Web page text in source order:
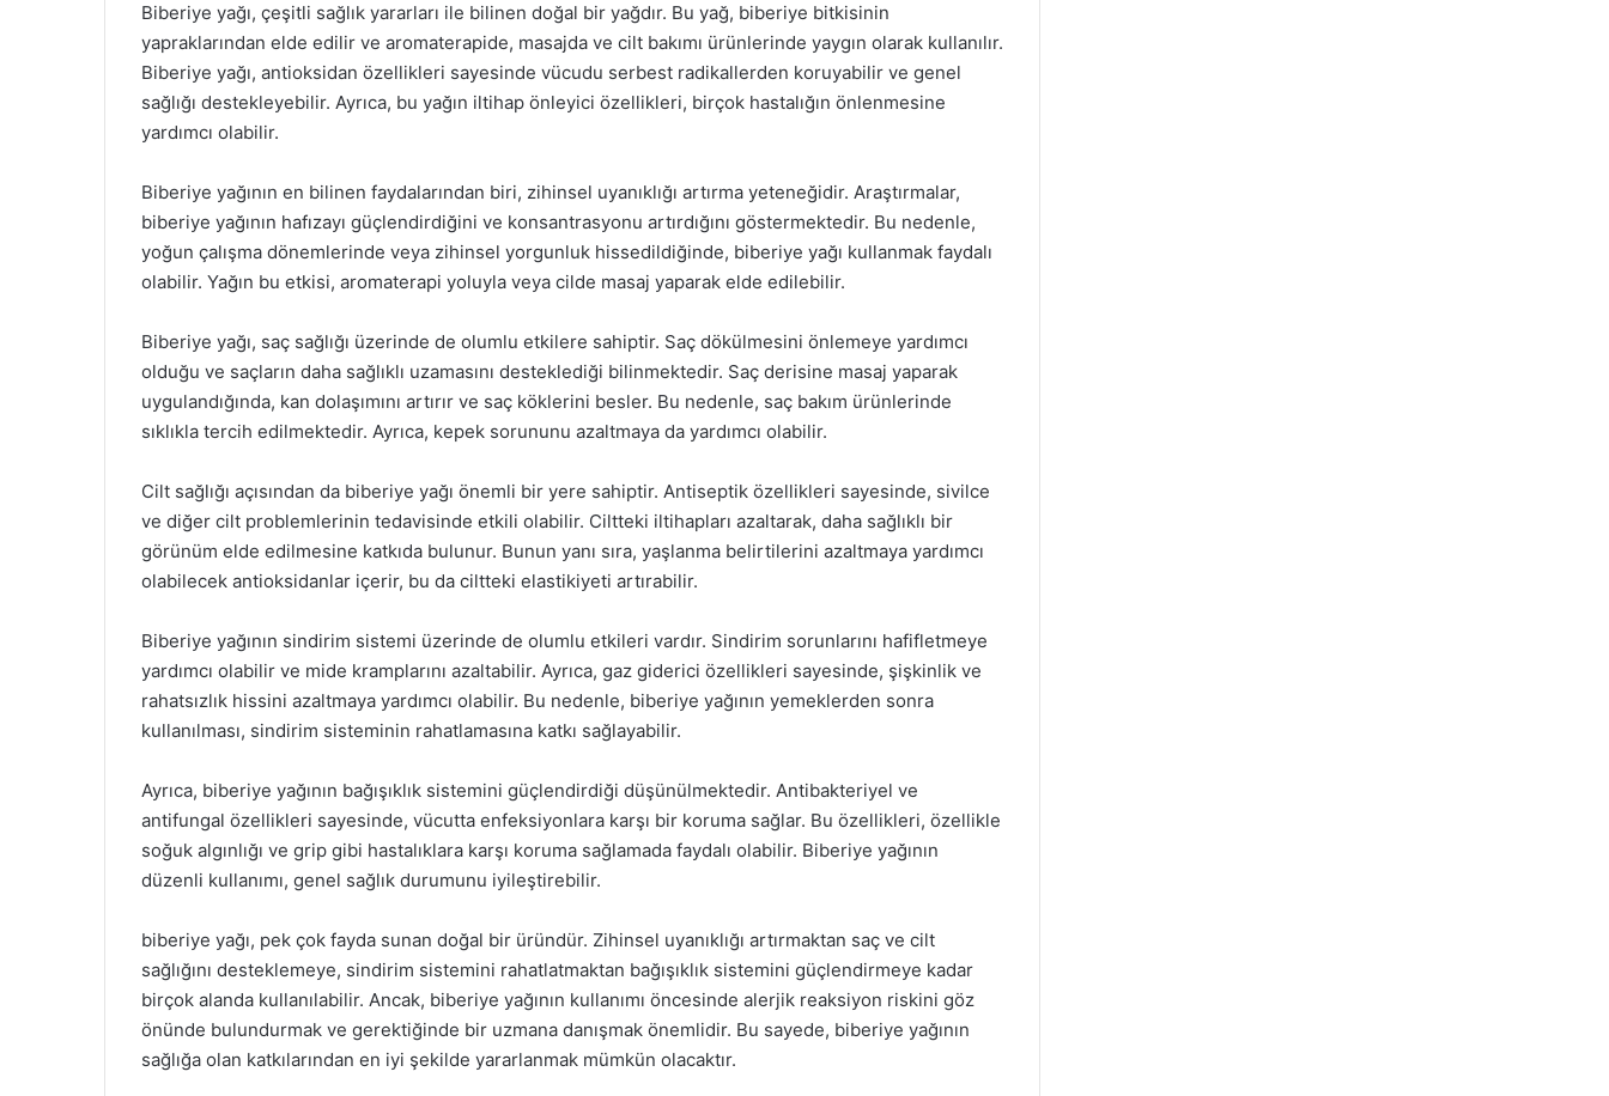
Biberiye yağı, çeşitli sağlık yararları ile bilinen doğal bir yağdır. Bu yağ, biberiye bitkisinin
yapraklarından elde edilir ve aromaterapide, masajda ve cilt bakımı ürünlerinde yaygın olarak kullanılır.
Biberiye yağı, antioksidan özellikleri sayesinde vücudu serbest radikallerden koruyabilir ve genel
sağlığı destekleyebilir. Ayrıca, bu yağın iltihap önleyici özellikleri, birçok hastalığın önlenmesine
yardımcı olabilir.
Biberiye yağının en bilinen faydalarından biri, zihinsel uyanıklığı artırma yeteneğidir. Araştırmalar,
biberiye yağının hafızayı güçlendirdiğini ve konsantrasyonu artırdığını göstermektedir. Bu nedenle,
yoğun çalışma dönemlerinde veya zihinsel yorgunluk hissedildiğinde, biberiye yağı kullanmak faydalı
olabilir. Yağın bu etkisi, aromaterapi yoluyla veya cilde masaj yaparak elde edilebilir.
Biberiye yağı, saç sağlığı üzerinde de olumlu etkilere sahiptir. Saç dökülmesini önlemeye yardımcı
olduğu ve saçların daha sağlıklı uzamasını desteklediği bilinmektedir. Saç derisine masaj yaparak
uygulandığında, kan dolaşımını artırır ve saç köklerini besler. Bu nedenle, saç bakım ürünlerinde
sıklıkla tercih edilmektedir. Ayrıca, kepek sorununu azaltmaya da yardımcı olabilir.
Cilt sağlığı açısından da biberiye yağı önemli bir yere sahiptir. Antiseptik özellikleri sayesinde, sivilce
ve diğer cilt problemlerinin tedavisinde etkili olabilir. Ciltteki iltihapları azaltarak, daha sağlıklı bir
görünüm elde edilmesine katkıda bulunur. Bunun yanı sıra, yaşlanma belirtilerini azaltmaya yardımcı
olabilecek antioksidanlar içerir, bu da ciltteki elastikiyeti artırabilir.
Biberiye yağının sindirim sistemi üzerinde de olumlu etkileri vardır. Sindirim sorunlarını hafifletmeye
yardımcı olabilir ve mide kramplarını azaltabilir. Ayrıca, gaz giderici özellikleri sayesinde, şişkinlik ve
rahatsızlık hissini azaltmaya yardımcı olabilir. Bu nedenle, biberiye yağının yemeklerden sonra
kullanılması, sindirim sisteminin rahatlamasına katkı sağlayabilir.
Ayrıca, biberiye yağının bağışıklık sistemini güçlendirdiği düşünülmektedir. Antibakteriyel ve
antifungal özellikleri sayesinde, vücutta enfeksiyonlara karşı bir koruma sağlar. Bu özellikleri, özellikle
soğuk algınlığı ve grip gibi hastalıklara karşı koruma sağlamada faydalı olabilir. Biberiye yağının
düzenli kullanımı, genel sağlık durumunu iyileştirebilir.
biberiye yağı, pek çok fayda sunan doğal bir üründür. Zihinsel uyanıklığı artırmaktan saç ve cilt
sağlığını desteklemeye, sindirim sistemini rahatlatmaktan bağışıklık sistemini güçlendirmeye kadar
birçok alanda kullanılabilir. Ancak, biberiye yağının kullanımı öncesinde alerjik reaksiyon riskini göz
önünde bulundurmak ve gerektiğinde bir uzmana danışmak önemlidir. Bu sayede, biberiye yağının
sağlığa olan katkılarından en iyi şekilde yararlanmak mümkün olacaktır.